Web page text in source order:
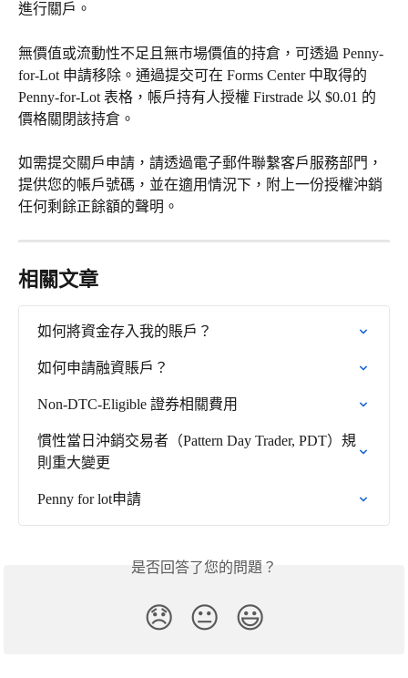
進行關戶。
無價值或流動性不足且無市場價值的持倉，可透過 Penny-
for-Lot 申請移除。通過提交可在 Forms Center 中取得的
Penny-for-Lot 表格，帳戶持有人授權 Firstrade 以 $0.01 的
價格關閉該持倉。
如需提交關戶申請，請透過電子郵件聯繫客戶服務部門，
提供您的帳戶號碼，並在適用情況下，附上一份授權沖銷
任何剩餘正餘額的聲明。
相關文章
如何將資金存入我的賬戶？
如何申請融資賬戶？
Non-DTC-Eligible 證券相關費用
慣性當日沖銷交易者（Pattern Day Trader, PDT）規
則重大變更
Penny for lot申請
是否回答了您的問題？
😞 😐 😃